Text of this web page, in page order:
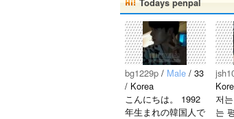
Todays penpal
bg1229p / Male/ 33
/ Korea
こんにちは。 1992
年生まれの韓国人で
저
는